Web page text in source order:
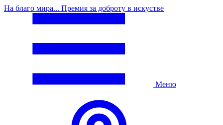
На благо мира... Премия за доброту в искустве
Меню